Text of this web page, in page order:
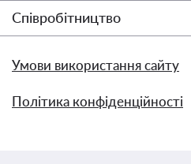
Співробітництво
Умови використання сайту
Політика конфіденційності